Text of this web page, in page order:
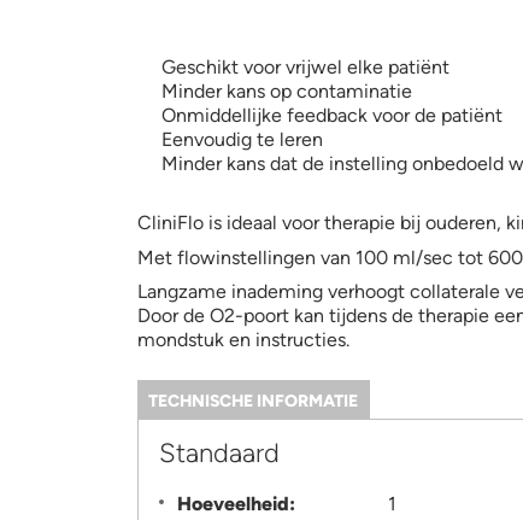
Geschikt voor vrijwel elke patiënt
Minder kans op contaminatie
Onmiddellijke feedback voor de patiënt
Eenvoudig te leren
Minder kans dat de instelling onbedoeld
CliniFlo is ideaal voor therapie bij ouderen,
Met flowinstellingen van 100 ml/sec tot
Langzame inademing verhoogt collaterale
Door de O2-poort kan tijdens de therapie
mondstuk en instructies.
Information
TECHNISCHE INFORMATIE
TABBLAD)
Standaard
Hoeveelheid: 1